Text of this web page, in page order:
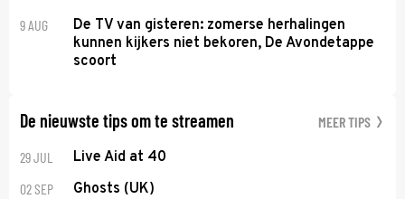
9 AUG
De TV van gisteren: zomerse herhalingen
kunnen kijkers niet bekoren, De Avondetappe
scoort
De nieuwste tips om te streamen MEER TIPS
29 JUL Live Aid at 40
02 SEP Ghosts (UK)